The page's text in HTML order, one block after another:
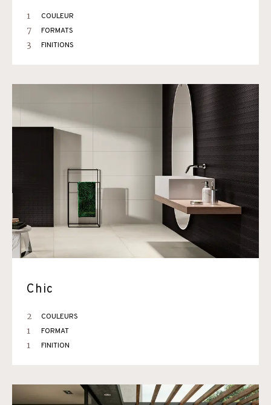
1 COULEUR
7 FORMATS
3 FINITIONS
Chic
2 COULEURS
1 FORMAT
1 FINITION